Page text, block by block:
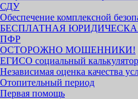
СДУ
Обеспечение комплексной
БЕСПЛАТНАЯ
ПФР
ОСТОРОЖНО МОШЕННИКИ!
ЕГИСО социальный калькулятор
Независимая оценка качества
Отопительный период
Первая помощь